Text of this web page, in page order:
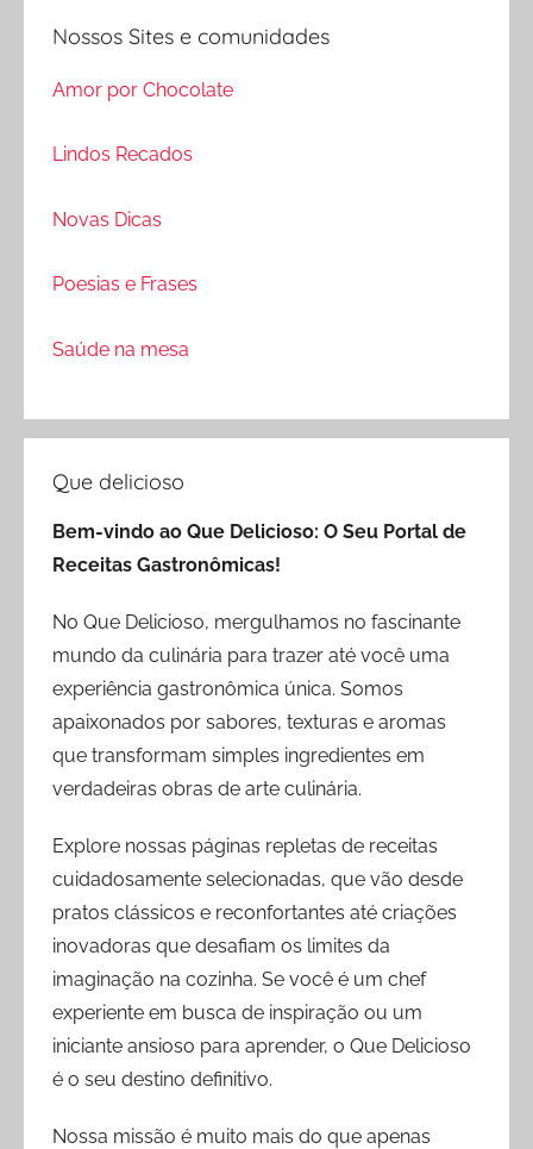
Nossos Sites e comunidades
Amor por Chocolate
Lindos Recados
Novas Dicas
Poesias e Frases
Saúde na mesa
Que delicioso
Bem-vindo ao Que Delicioso: O Seu Portal de
Receitas Gastronômicas!
No Que Delicioso, mergulhamos no fascinante
mundo da culinária para trazer até você uma
experiência gastronômica única. Somos
apaixonados por sabores, texturas e aromas
que transformam simples ingredientes em
verdadeiras obras de arte culinária.
Explore nossas páginas repletas de receitas
cuidadosamente selecionadas, que vão desde
pratos clássicos e reconfortantes até criações
inovadoras que desafiam os limites da
imaginação na cozinha. Se você é um chef
experiente em busca de inspiração ou um
iniciante ansioso para aprender, o Que Delicioso
é o seu destino definitivo.
Nossa missão é muito mais do que apenas